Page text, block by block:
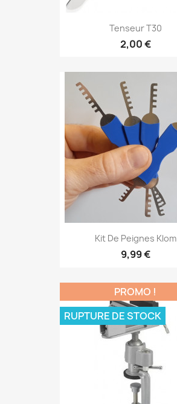
Tenseur T30
2,00 €
Kit De Peignes Klom
9,99 €
PROMO !
RUPTURE DE STOCK